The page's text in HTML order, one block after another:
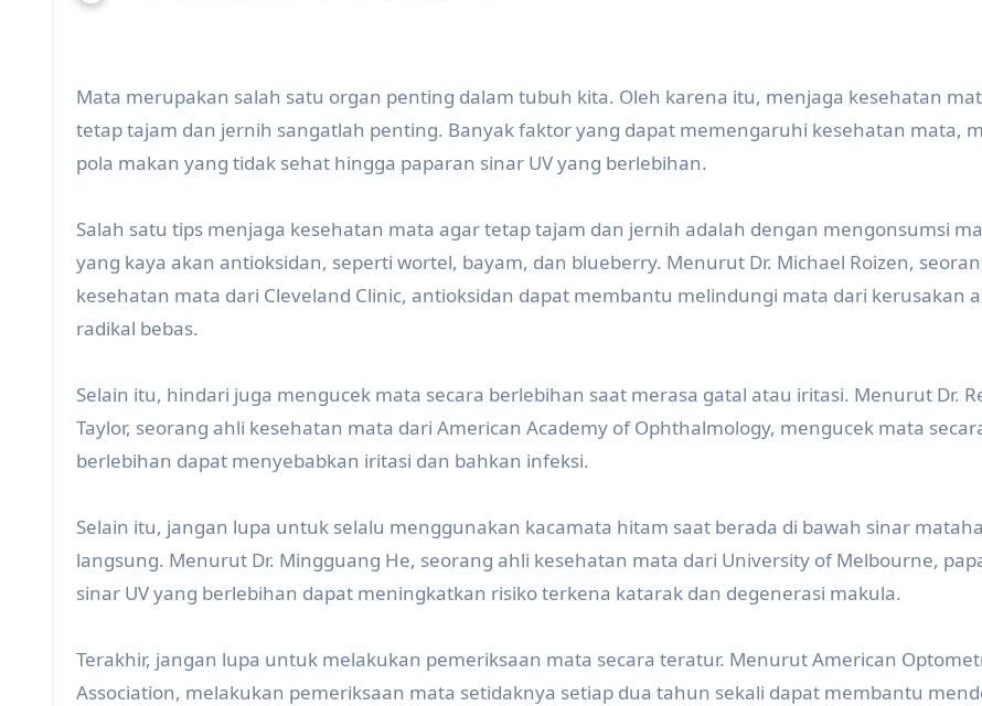
Mata merupakan salah satu organ penting dalam tubuh kita. Oleh karena itu, menjaga kesehatan
tetap tajam dan jernih sangatlah penting. Banyak faktor yang dapat memengaruhi kesehatan mata,
pola makan yang tidak sehat hingga paparan sinar UV yang berlebihan.
Salah satu tips menjaga kesehatan mata agar tetap tajam dan jernih adalah dengan mengonsumsi
yang kaya akan antioksidan, seperti wortel, bayam, dan blueberry. Menurut Dr. Michael Roizen,
kesehatan mata dari Cleveland Clinic, antioksidan dapat membantu melindungi mata dari kerusakan
radikal bebas.
Selain itu, hindari juga mengucek mata secara berlebihan saat merasa gatal atau iritasi. Menurut Dr.
Taylor, seorang ahli kesehatan mata dari American Academy of Ophthalmology, mengucek mata
berlebihan dapat menyebabkan iritasi dan bahkan infeksi.
Selain itu, jangan lupa untuk selalu menggunakan kacamata hitam saat berada di bawah sinar
langsung. Menurut Dr. Mingguang He, seorang ahli kesehatan mata dari University of Melbourne,
sinar UV yang berlebihan dapat meningkatkan risiko terkena katarak dan degenerasi makula.
Terakhir, jangan lupa untuk melakukan pemeriksaan mata secara teratur. Menurut American
Association, melakukan pemeriksaan mata setidaknya setiap dua tahun sekali dapat membantu